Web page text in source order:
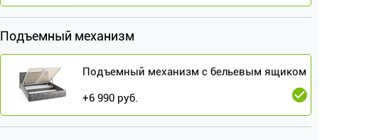
Подъемный механизм
Подъемный механизм с бельевым ящиком
+6 990 руб.